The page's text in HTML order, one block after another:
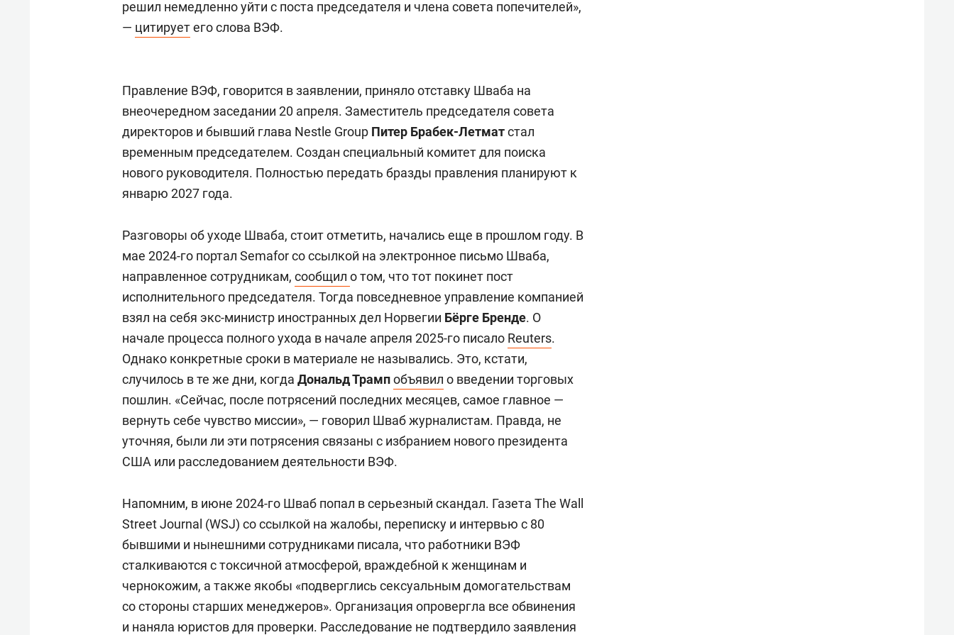
решил немедленно уйти с поста председателя и члена совета попечителей»,
— цитируетего слова ВЭФ.
Правление ВЭФ, говорится в заявлении, приняло отставку Шваба на
внеочередном заседании 20 апреля. Заместитель председателя совета
директоров и бывший глава Nestle Group Питер Брабек-Летматстал
временным председателем. Создан специальный комитет для поиска
нового руководителя. Полностью передать бразды правления планируют к
январю 2027 года.
Разговоры об уходе Шваба, стоит отметить, начались еще в прошлом году. В
мае 2024-го портал Semafor со ссылкой на электронное письмо Шваба,
направленное сотрудникам, сообщил о том, что тот покинет пост
исполнительного председателя. Тогда повседневное управление компанией
взял на себя экс-министр иностранных дел Норвегии Бёрге Бренде. О
начале процесса полного ухода в начале апреля 2025-го писало Reuters.
Однако конкретные сроки в материале не назывались. Это, кстати,
случилось в те же дни, когда Дональд Трампобъявил о введении торговых
пошлин. «Сейчас, после потрясений последних месяцев, самое главное —
вернуть себе чувство миссии», — говорил Шваб журналистам. Правда, не
уточняя, были ли эти потрясения связаны с избранием нового президента
США или расследованием деятельности ВЭФ.
Напомним, в июне 2024-го Шваб попал в серьезный скандал. Газета The Wall
Street Journal (WSJ) со ссылкой на жалобы, переписку и интервью с 80
бывшими и нынешними сотрудниками писала, что работники ВЭФ
сталкиваются с токсичной атмосферой, враждебной к женщинам и
чернокожим, а также якобы «подверглись сексуальным домогательствам
со стороны старших менеджеров». Организация опровергла все обвинения
и наняла юристов для проверки. Расследование не подтвердило заявления